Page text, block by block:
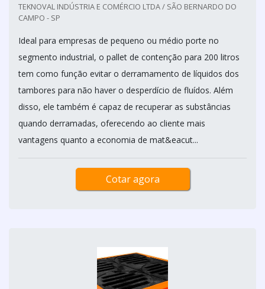
TEKNOVAL INDÚSTRIA E COMÉRCIO LTDA / SÃO BERNARDO DO
CAMPO - SP
Ideal para empresas de pequeno ou médio porte no
segmento industrial, o pallet de contenção para 200 litros
tem como função evitar o derramamento de líquidos dos
tambores para não haver o desperdício de fluídos. Além
disso, ele também é capaz de recuperar as substâncias
quando derramadas, oferecendo ao cliente mais
vantagens quanto a economia de mat&eacut...
Cotar agora